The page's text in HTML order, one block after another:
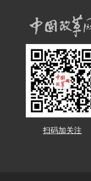
扫码加关注